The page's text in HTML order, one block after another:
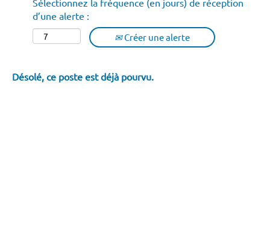
Sélectionnez la fréquence (en jours) de réception
d’une alerte :
Créer une alerte
Désolé, ce poste est déjà pourvu.